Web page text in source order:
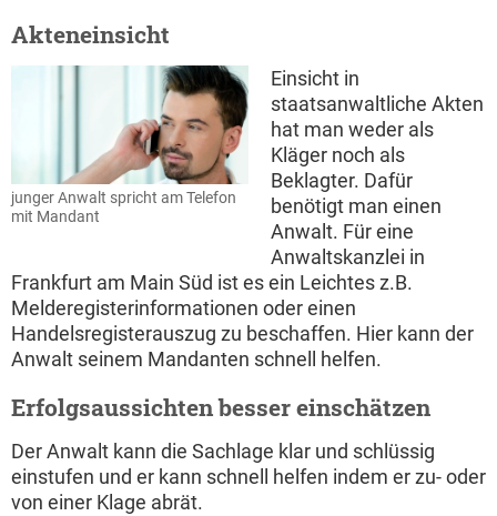
Akteneinsicht
junger Anwalt spricht am Telefon
mit Mandant
Einsicht in
staatsanwaltliche Akten
hat man weder als
Kläger noch als
Beklagter. Dafür
benötigt man einen
Anwalt. Für eine
Anwaltskanzlei in
Frankfurt am Main Süd ist es ein Leichtes z.B.
Melderegisterinformationen oder einen
Handelsregisterauszug zu beschaffen. Hier kann der
Anwalt seinem Mandanten schnell helfen.
Erfolgsaussichten besser einschätzen
Der Anwalt kann die Sachlage klar und schlüssig
einstufen und er kann schnell helfen indem er zu- oder
von einer Klage abrät.